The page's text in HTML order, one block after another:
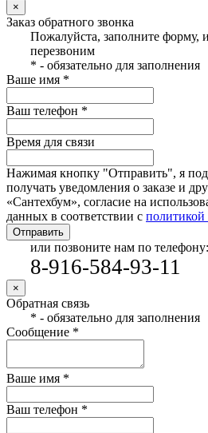
×
Заказ обратного звонка
Пожалуйста, заполните форму,
перезвоним
* - обязательно для заполнения
Ваше имя *
Ваш телефон *
Время для связи
Нажимая кнопку "Отправить", я
получать уведомления о заказе и
«Сантехбум», согласие на
данных в соответствии с политикой
Отправить
или позвоните нам по телефону:
8-916-584-93-11
×
Обратная связь
* - обязательно для заполнения
Сообщение *
Ваше имя *
Ваш телефон *